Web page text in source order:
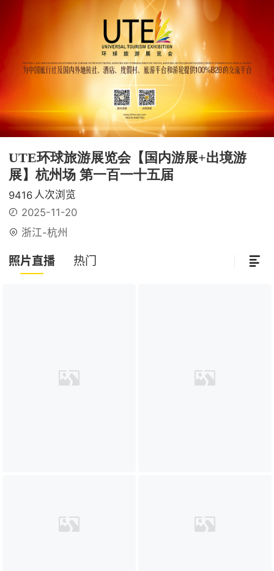
UTE环球旅游展览会【国内游展+出境游
展】杭州场 第一百一十五届
9416 人次浏览
2025-11-20
浙江-杭州
照片直播 热门